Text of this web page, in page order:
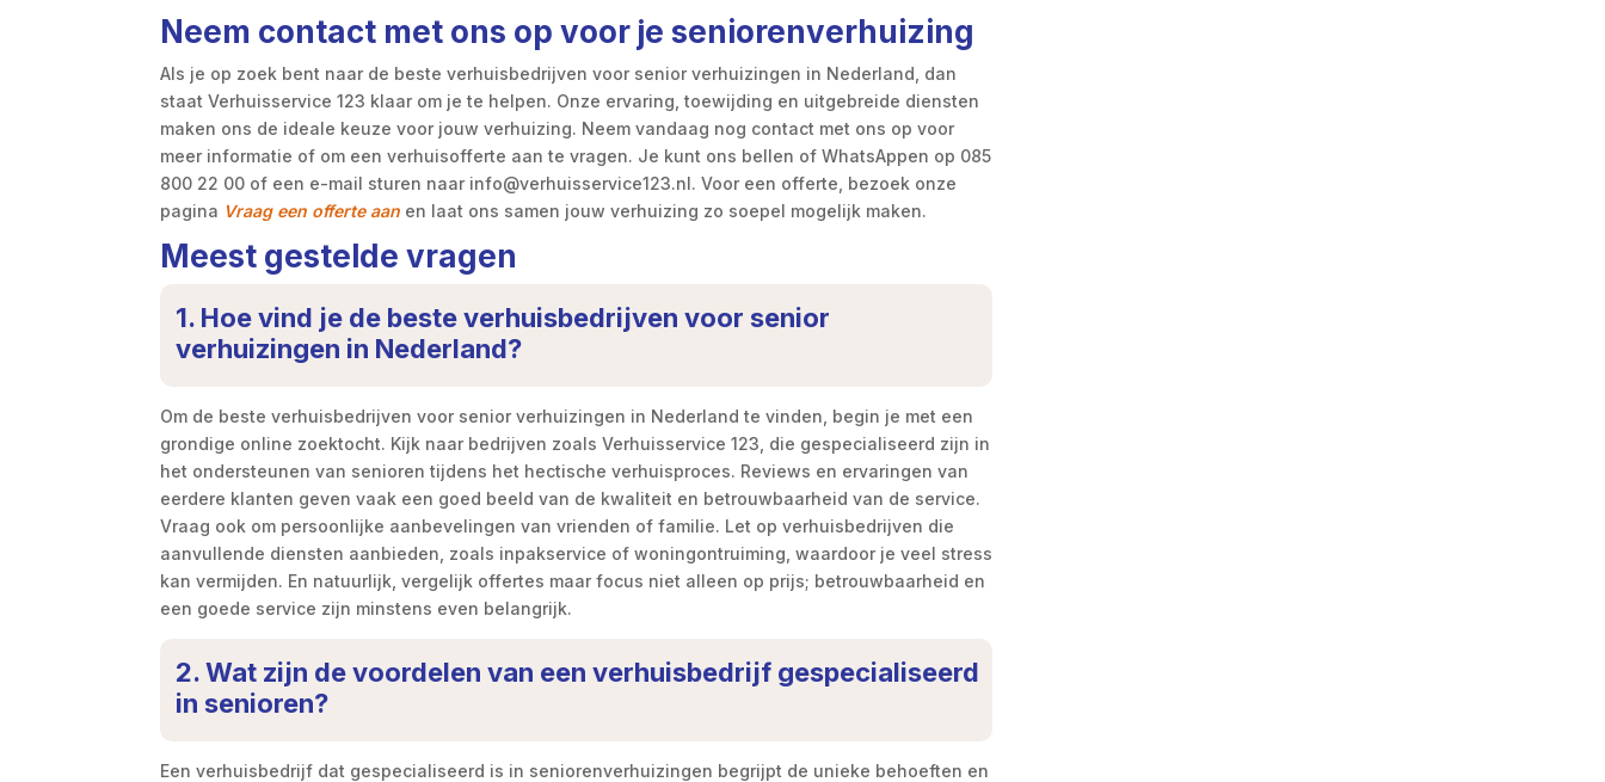
Neem contact met ons op voor je seniorenverhuizing
Als je op zoek bent naar de beste verhuisbedrijven voor senior verhuizingen in Nederland, dan
staat Verhuisservice 123 klaar om je te helpen. Onze ervaring, toewijding en uitgebreide diensten
maken ons de ideale keuze voor jouw verhuizing. Neem vandaag nog contact met ons op voor
meer informatie of om een verhuisofferte aan te vragen. Je kunt ons bellen of WhatsAppen op 085
800 22 00 of een e-mail sturen naar info@verhuisservice123.nl. Voor een offerte, bezoek onze
pagina Vraag een offerte aan en laat ons samen jouw verhuizing zo soepel mogelijk maken.
Meest gestelde vragen
1. Hoe vind je de beste verhuisbedrijven voor senior
verhuizingen in Nederland?
Om de beste verhuisbedrijven voor senior verhuizingen in Nederland te vinden, begin je met een
grondige online zoektocht. Kijk naar bedrijven zoals Verhuisservice 123, die gespecialiseerd zijn in
het ondersteunen van senioren tijdens het hectische verhuisproces. Reviews en ervaringen van
eerdere klanten geven vaak een goed beeld van de kwaliteit en betrouwbaarheid van de service.
Vraag ook om persoonlijke aanbevelingen van vrienden of familie. Let op verhuisbedrijven die
aanvullende diensten aanbieden, zoals inpakservice of woningontruiming, waardoor je veel stress
kan vermijden. En natuurlijk, vergelijk offertes maar focus niet alleen op prijs; betrouwbaarheid en
een goede service zijn minstens even belangrijk.
2. Wat zijn de voordelen van een verhuisbedrijf gespecialiseerd
in senioren?
Een verhuisbedrijf dat gespecialiseerd is in seniorenverhuizingen begrijpt de unieke behoeften en